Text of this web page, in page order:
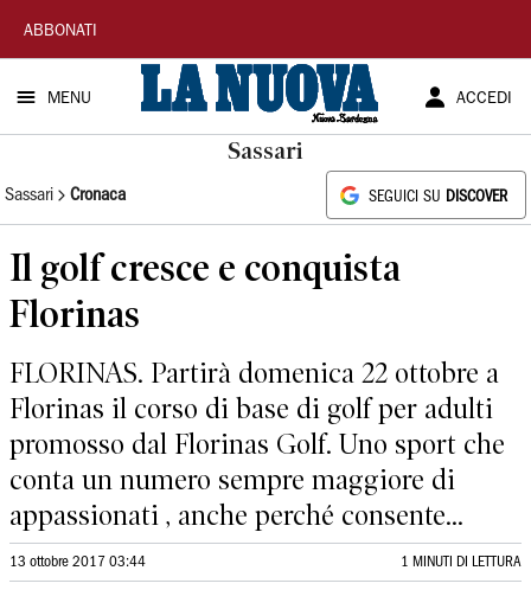
La
Nuova
Sardegna
ABBONATI
MENU ACCEDI
Sassari
Sassari Cronaca SEGUICI SU DISCOVER
Il golf cresce e conquista
Florinas
FLORINAS. Partirà domenica 22 ottobre a
Florinas il corso di base di golf per adulti
promosso dal Florinas Golf. Uno sport che
conta un numero sempre maggiore di
appassionati , anche perché consente...
13 ottobre 2017 03:44 1 MINUTI DI LETTURA